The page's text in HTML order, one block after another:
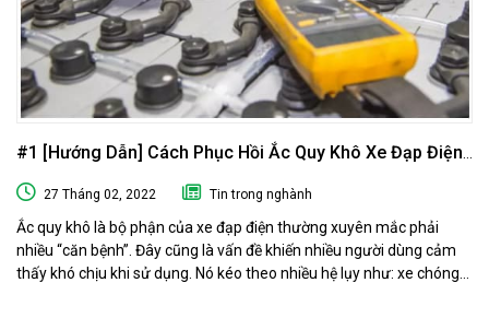
#1 [Hướng Dẫn] Cách Phục Hồi Ắc Quy Khô Xe Đạp Điện
Tại Nhà
27 Tháng 02, 2022 Tin trong nghành
Ắc quy khô là bộ phận của xe đạp điện thường xuyên mắc phải
nhiều “căn bệnh”. Đây cũng là vấn đề khiến nhiều người dùng cảm
thấy khó chịu khi sử dụng. Nó kéo theo nhiều hệ lụy như: xe chóng